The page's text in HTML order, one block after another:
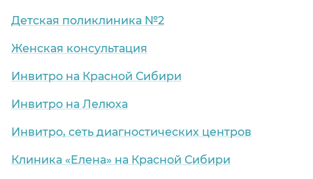
Детская поликлиника №2
Женская консультация
Инвитро на Красной Сибири
Инвитро на Лелюха
Инвитро, сеть диагностических центров
Клиника «Елена» на Красной Сибири